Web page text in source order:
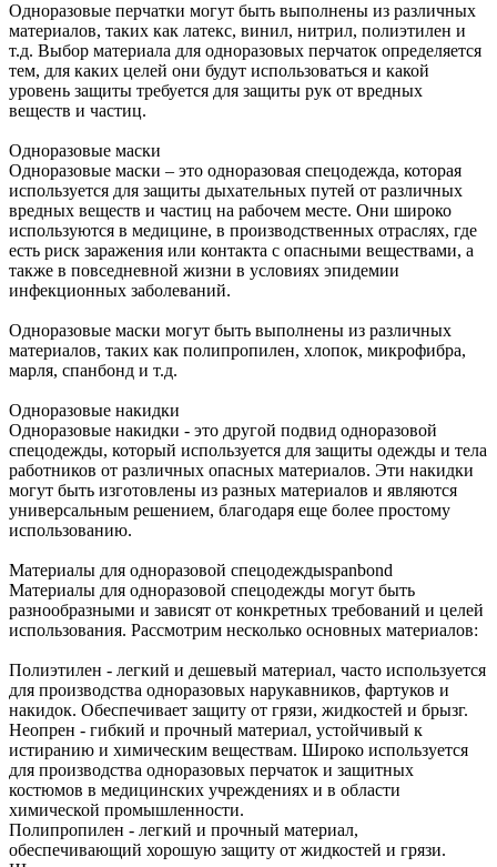
Одноразовые перчатки могут быть выполнены из различных
материалов, таких как латекс, винил, нитрил, полиэтилен и
т.д. Выбор материала для одноразовых перчаток определяется
тем, для каких целей они будут использоваться и какой
уровень защиты требуется для защиты рук от вредных
веществ и частиц.
Одноразовые маски
Одноразовые маски – это одноразовая спецодежда, которая
используется для защиты дыхательных путей от различных
вредных веществ и частиц на рабочем месте. Они широко
используются в медицине, в производственных отраслях, где
есть риск заражения или контакта с опасными веществами, а
также в повседневной жизни в условиях эпидемии
инфекционных заболеваний.
Одноразовые маски могут быть выполнены из различных
материалов, таких как полипропилен, хлопок, микрофибра,
марля, спанбонд и т.д.
Одноразовые накидки
Одноразовые накидки - это другой подвид одноразовой
спецодежды, который используется для защиты одежды и тела
работников от различных опасных материалов. Эти накидки
могут быть изготовлены из разных материалов и являются
универсальным решением, благодаря еще более простому
использованию.
Материалы для одноразовой спецодеждыspanbond
Материалы для одноразовой спецодежды могут быть
разнообразными и зависят от конкретных требований и целей
использования. Рассмотрим несколько основных материалов:
Полиэтилен - легкий и дешевый материал, часто используется
для производства одноразовых нарукавников, фартуков и
накидок. Обеспечивает защиту от грязи, жидкостей и брызг.
Неопрен - гибкий и прочный материал, устойчивый к
истиранию и химическим веществам. Широко используется
для производства одноразовых перчаток и защитных
костюмов в медицинских учреждениях и в области
химической промышленности.
Полипропилен - легкий и прочный материал,
обеспечивающий хорошую защиту от жидкостей и грязи.